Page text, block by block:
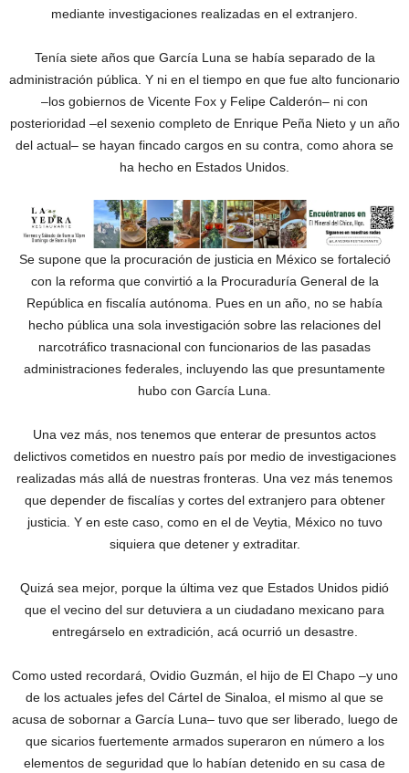
mediante investigaciones realizadas en el extranjero.
Tenía siete años que García Luna se había separado de la
administración pública. Y ni en el tiempo en que fue alto funcionario
–los gobiernos de Vicente Fox y Felipe Calderón– ni con
posterioridad –el sexenio completo de Enrique Peña Nieto y un año
del actual– se hayan fincado cargos en su contra, como ahora se
ha hecho en Estados Unidos.
Se supone que la procuración de justicia en México se fortaleció
con la reforma que convirtió a la Procuraduría General de la
República en fiscalía autónoma. Pues en un año, no se había
hecho pública una sola investigación sobre las relaciones del
narcotráfico trasnacional con funcionarios de las pasadas
administraciones federales, incluyendo las que presuntamente
hubo con García Luna.
Una vez más, nos tenemos que enterar de presuntos actos
delictivos cometidos en nuestro país por medio de investigaciones
realizadas más allá de nuestras fronteras. Una vez más tenemos
que depender de fiscalías y cortes del extranjero para obtener
justicia. Y en este caso, como en el de Veytia, México no tuvo
siquiera que detener y extraditar.
Quizá sea mejor, porque la última vez que Estados Unidos pidió
que el vecino del sur detuviera a un ciudadano mexicano para
entregárselo en extradición, acá ocurrió un desastre.
Como usted recordará, Ovidio Guzmán, el hijo de El Chapo –y uno
de los actuales jefes del Cártel de Sinaloa, el mismo al que se
acusa de sobornar a García Luna– tuvo que ser liberado, luego de
que sicarios fuertemente armados superaron en número a los
elementos de seguridad que lo habían detenido en su casa de